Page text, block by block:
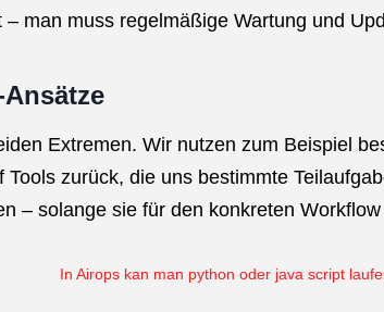
man muss regelmäßige Wartung und
Extremen. Wir nutzen zum Beispiel
zurück, die uns bestimmte
– solange sie für den konkreten
In Airops kan man python oder java script